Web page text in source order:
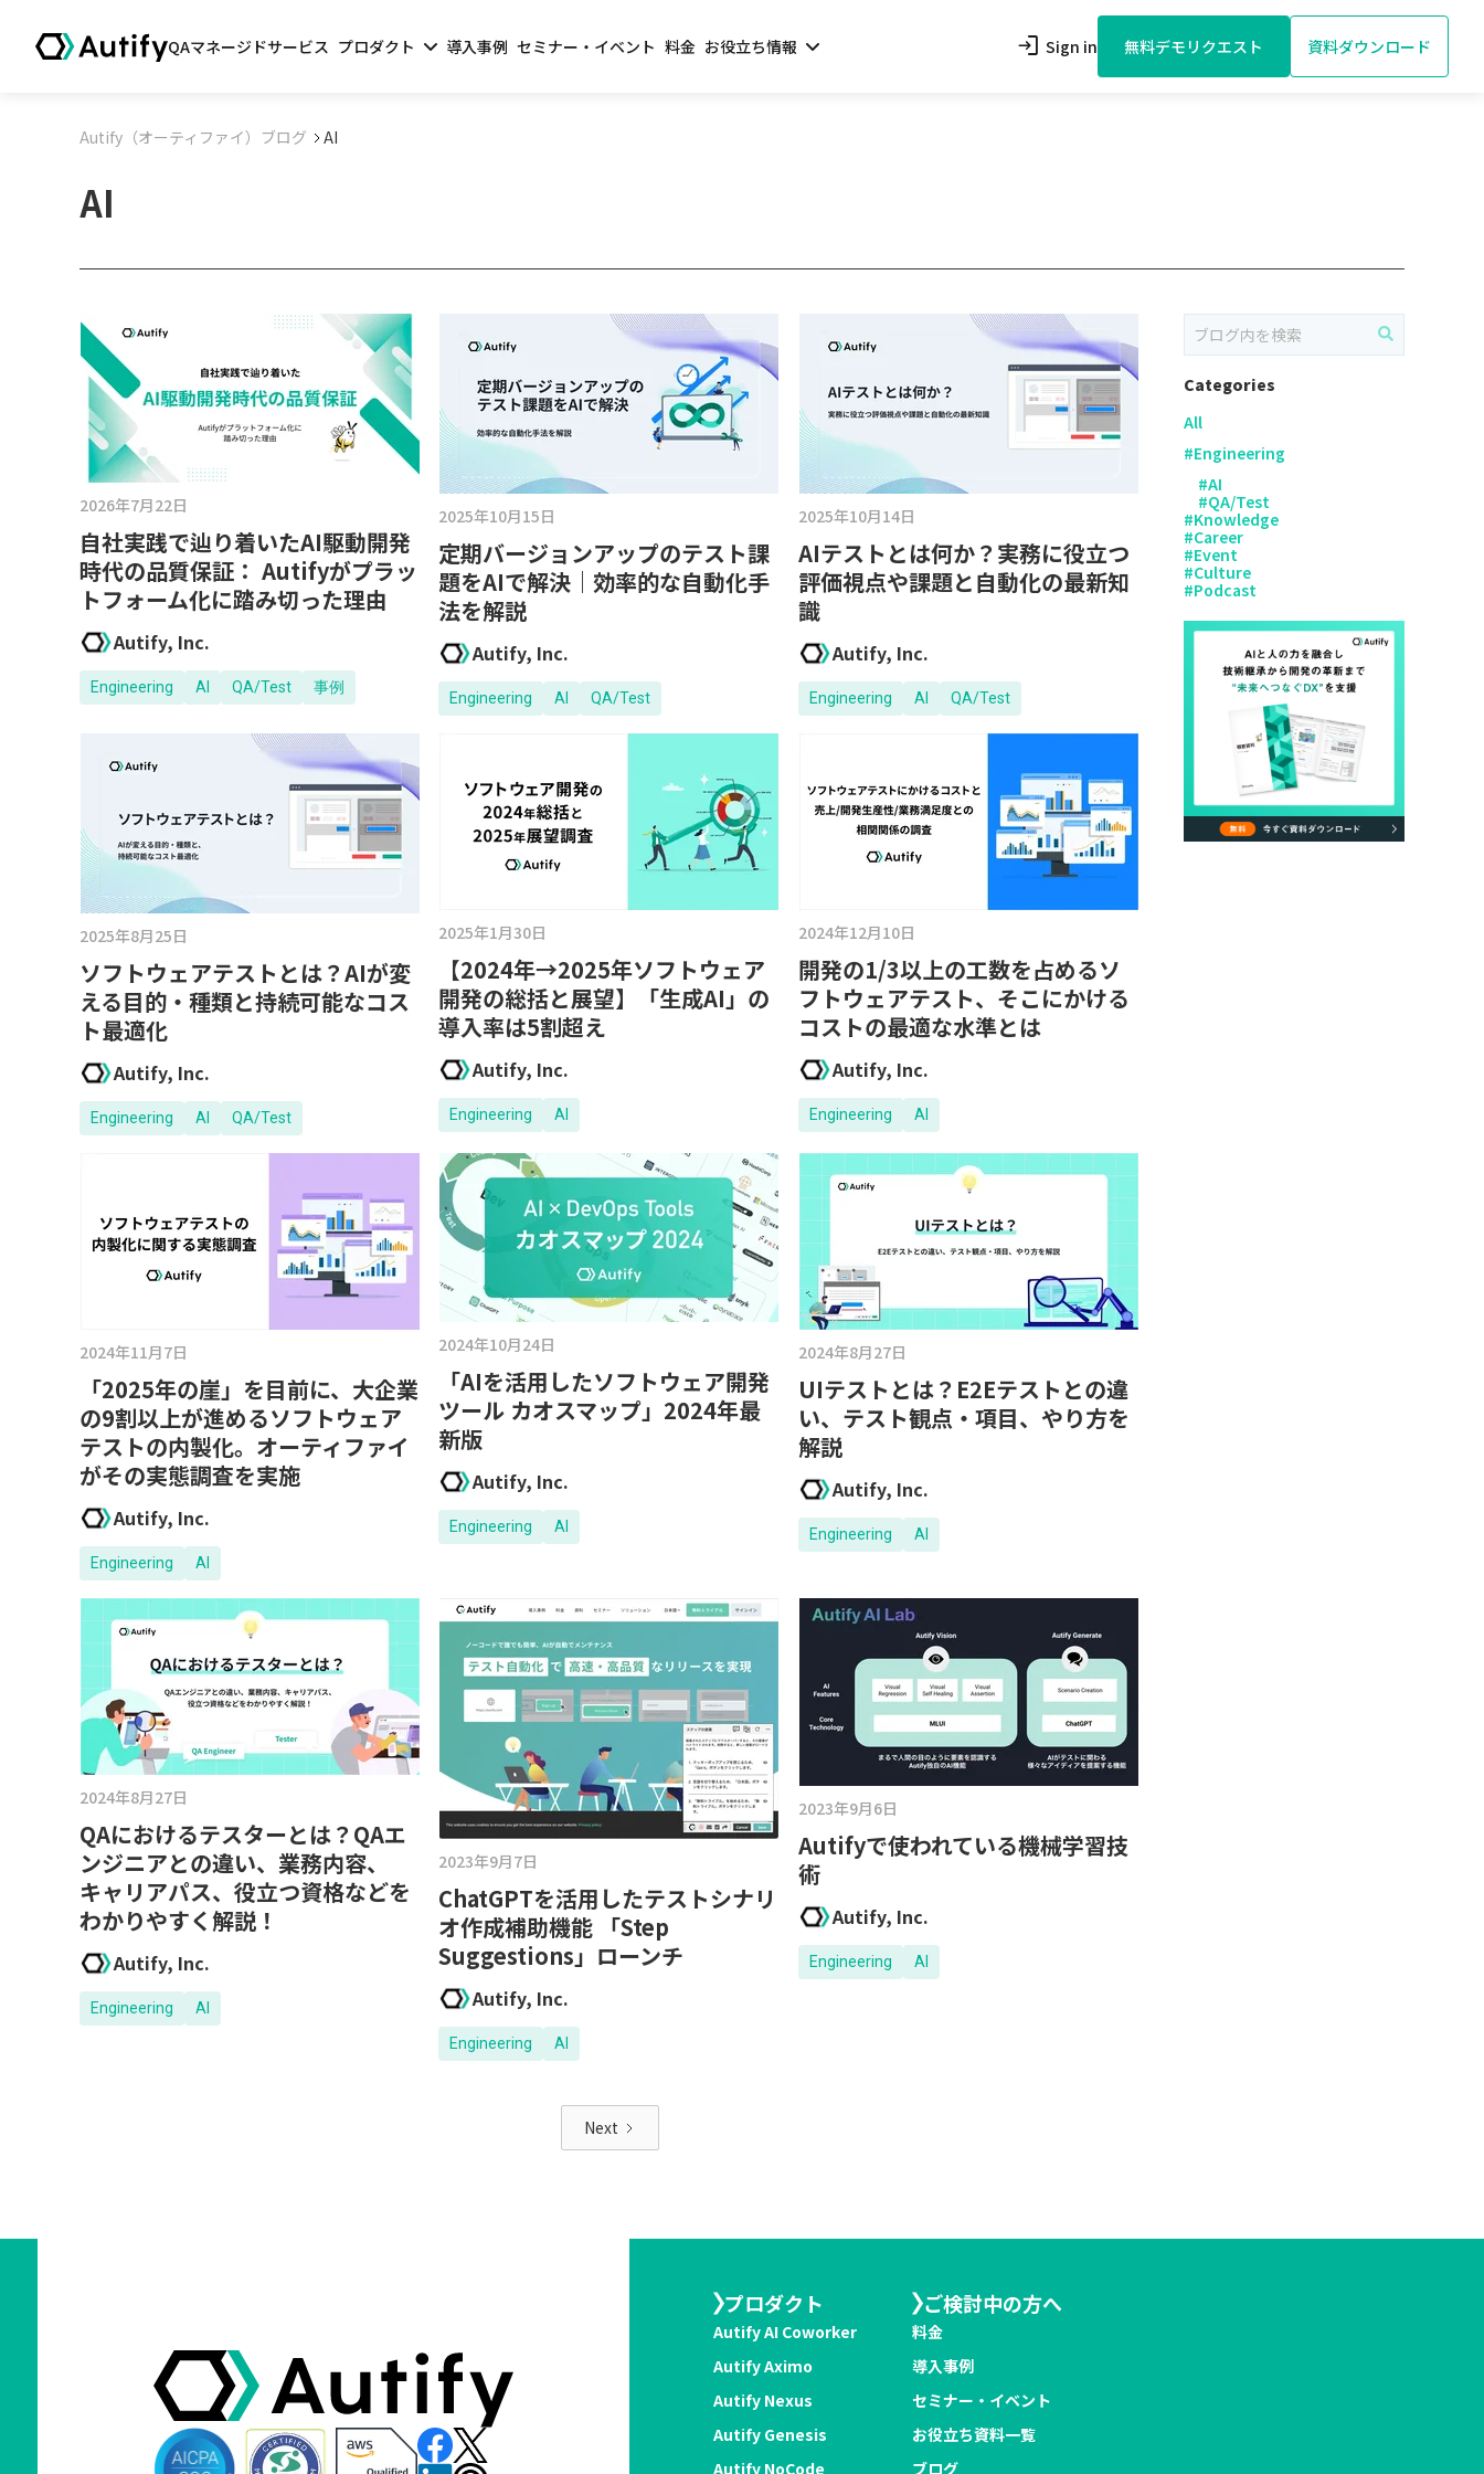
QAマネージドサービス プロダクト 導入事例 セミナー・イベント 料金 お役立ち情報 login Sign in 無料デモリクエスト 資料ダウンロード
Autify（オーティファイ）ブログ AI
AI
2026年7月22日
自社実践で辿り着いたAI駆動開発
時代の品質保証： Autifyがプラッ
トフォーム化に踏み切った理由
Autify, Inc.
Engineering AI QA/Test 事例
2025年10月15日
定期バージョンアップのテスト課
題をAIで解決｜効率的な自動化手
法を解説
Autify, Inc.
Engineering AI QA/Test
2025年10月14日
AIテストとは何か？実務に役立つ
評価視点や課題と自動化の最新知
識
Autify, Inc.
Engineering AI QA/Test
2025年8月25日
ソフトウェアテストとは？AIが変
える目的・種類と持続可能なコス
ト最適化
Autify, Inc.
Engineering AI QA/Test
2025年1月30日
【2024年→2025年ソフトウェア
開発の総括と展望】「生成AI」の
導入率は5割超え
Autify, Inc.
Engineering AI
2024年12月10日
開発の1/3以上の工数を占めるソ
フトウェアテスト、そこにかける
コストの最適な水準とは
Autify, Inc.
Engineering AI
2024年11月7日
「2025年の崖」を目前に、大企業
の9割以上が進めるソフトウェア
テストの内製化。オーティファイ
がその実態調査を実施
Autify, Inc.
Engineering AI
2024年10月24日
「AIを活用したソフトウェア開発
ツール カオスマップ」2024年最
新版
Autify, Inc.
Engineering AI
2024年8月27日
UIテストとは？E2Eテストとの違
い、テスト観点・項目、やり方を
解説
Autify, Inc.
Engineering AI
2024年8月27日
QAにおけるテスターとは？QAエ
ンジニアとの違い、業務内容、
キャリアパス、役立つ資格などを
わかりやすく解説！
Autify, Inc.
Engineering AI
2023年9月7日
ChatGPTを活用したテストシナリ
オ作成補助機能 「Step
Suggestions」ローンチ
Autify, Inc.
Engineering AI
2023年9月6日
Autifyで使われている機械学習技
術
Autify, Inc.
Engineering AI
Next
Categories
All
#Engineering
#AI
#QA/Test
#Knowledge
#Career
#Event
#Culture
#Podcast
プロダクト
Autify AI Coworker
Autify Aximo
Autify Nexus
Autify Genesis
Autify NoCode
ご検討中の方へ
料金
導入事例
セミナー・イベント
お役立ち資料一覧
ブログ